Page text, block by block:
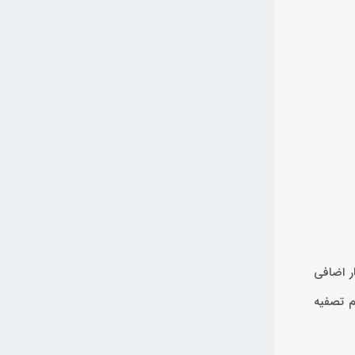
اضافی
تصفیه